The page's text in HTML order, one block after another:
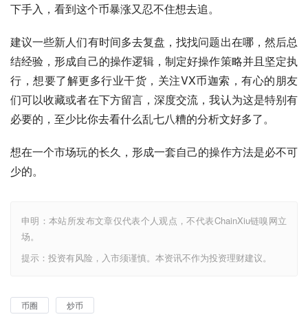
下手入，看到这个币暴涨又忍不住想去追。
建议一些新人们有时间多去复盘，找找问题出在哪，然后总
结经验，形成自己的操作逻辑，制定好操作策略并且坚定执
行，想要了解更多行业干货，关注VX币迦索，有心的朋友
们可以收藏或者在下方留言，深度交流，我认为这是特别有
必要的，至少比你去看什么乱七八糟的分析文好多了。
想在一个市场玩的长久，形成一套自己的操作方法是必不可
少的。‍
申明：本站所发布文章仅代表个人观点，不代表ChainXiu链嗅网立
场。
提示：投资有风险，入市须谨慎。本资讯不作为投资理财建议。
币圈 炒币